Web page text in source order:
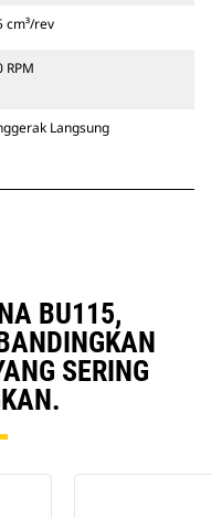
cm³/rev
RPM
Langsung
BU115,
SERING